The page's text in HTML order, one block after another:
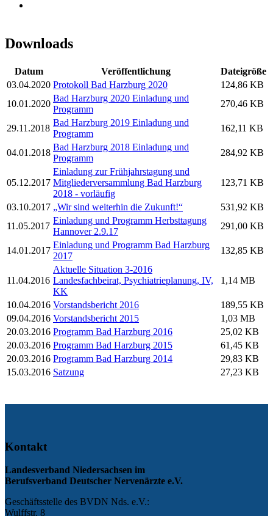
Downloads
Datum Veröffentlichung
Dateigröße
03.04.2020 Protokoll Bad Harzburg 2020
124,86 KB
10.01.2020
Bad Harzburg 2020 Einladung und
Programm
270,46 KB
29.11.2018
Bad Harzburg 2019 Einladung und
Programm
162,11 KB
04.01.2018
Bad Harzburg 2018 Einladung und
Programm
284,92 KB
05.12.2017
Einladung zur Frühjahrstagung und
Mitgliederversammlung Bad Harzburg
2018 - vorläufig
123,71 KB
03.10.2017 „Wir sind weiterhin die Zukunft!“
531,92 KB
11.05.2017
Einladung und Programm Herbsttagung
Hannover 2.9.17
291,00 KB
14.01.2017
Einladung und Programm Bad Harzburg
2017
132,85 KB
11.04.2016
Aktuelle Situation 3-2016
Landesfachbeirat, Psychiatrieplanung, IV,
KK
1,14 MB
10.04.2016 Vorstandsbericht 2016
189,55 KB
09.04.2016 Vorstandsbericht 2015
1,03 MB
20.03.2016 Programm Bad Harzburg 2016
25,02 KB
20.03.2016 Programm Bad Harzburg 2015
61,45 KB
20.03.2016 Programm Bad Harzburg 2014
29,83 KB
15.03.2016 Satzung 27,23 KB
Kontakt
Landesverband Niedersachsen im
Berufsverband Deutscher Nervenärzte e.V.
Geschäftsstelle des BVDN Nds. e.V.:
Wulffstr. 8